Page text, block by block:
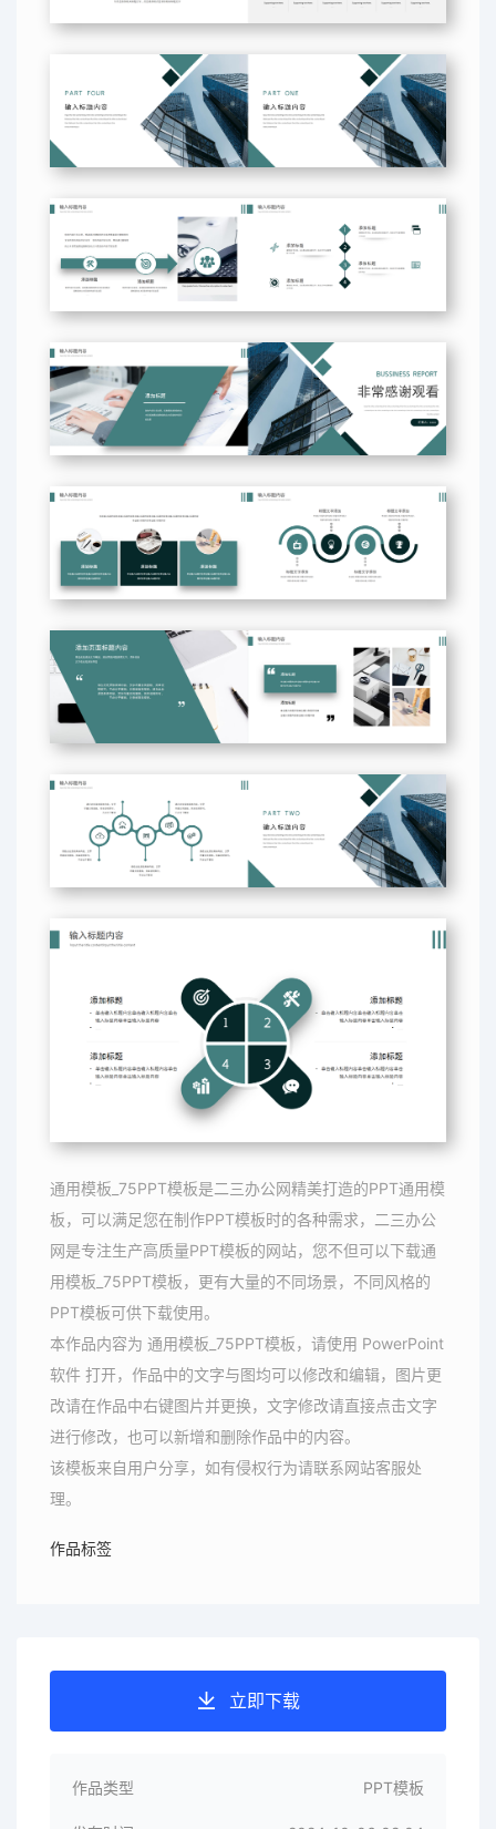
通用模板_75PPT模板是二三办公网精美打造的PPT通用模
板，可以满足您在制作PPT模板时的各种需求，二三办公
网是专注生产高质量PPT模板的网站，您不但可以下载通
用模板_75PPT模板，更有大量的不同场景，不同风格的
PPT模板可供下载使用。
本作品内容为 通用模板_75PPT模板，请使用 PowerPoint
软件 打开，作品中的文字与图均可以修改和编辑，图片更
改请在作品中右键图片并更换，文字修改请直接点击文字
进行修改，也可以新增和删除作品中的内容。
该模板来自用户分享，如有侵权行为请联系网站客服处
理。
作品标签
立即下载
作品类型 PPT模板